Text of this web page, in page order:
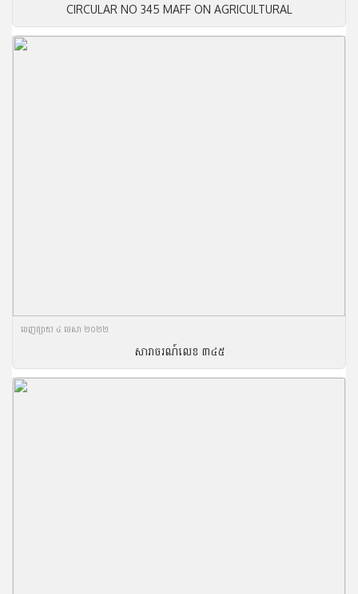
CIRCULAR NO 345 MAFF ON AGRICULTURAL
ចេញ​ផ្សាយ​ ៤ មេសា ២០២២
សារាចរណ៍លេខ ៣៤៥